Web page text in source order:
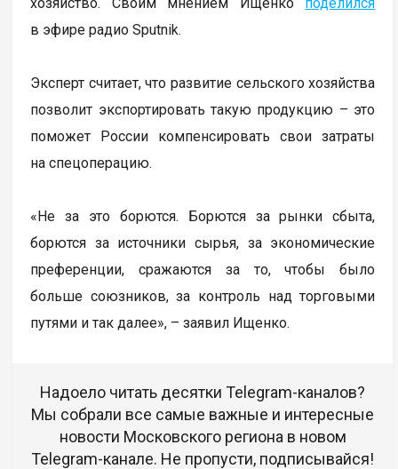
в эфире радио Sputnik.
Эксперт считает, что развитие сельского хозяйства
позволит экспортировать такую продукцию – это
поможет России компенсировать свои затраты
на спецоперацию.
«Не за это борются. Борются за рынки сбыта,
борются за источники сырья, за экономические
преференции, сражаются за то, чтобы было
больше союзников, за контроль над торговыми
путями и так далее», – заявил Ищенко.
Надоело читать десятки Telegram-каналов?
Мы собрали все самые важные и интересные
новости Московского региона в новом
Telegram-канале. Не пропусти, подписывайся!